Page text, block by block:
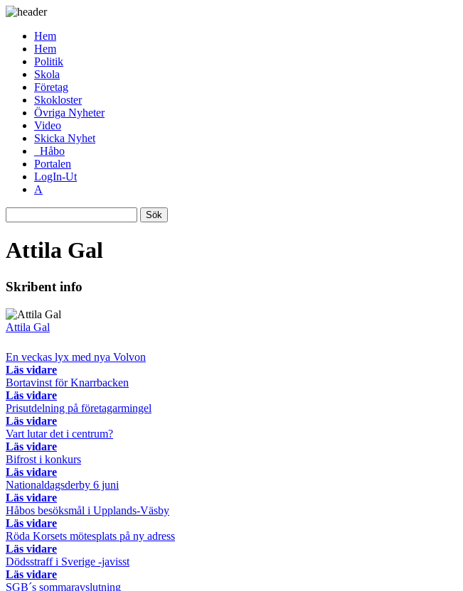
Hem
Hem
Politik
Skola
Företag
Skokloster
Övriga Nyheter
Video
Skicka Nyhet
_Håbo
Portalen
LogIn-Ut
A
Sök
Attila Gal
Skribent info
Attila Gal
En veckas lyx med nya Volvon
Läs vidare
Bortavinst för Knarrbacken
Läs vidare
Prisutdelning på företagarmingel
Läs vidare
Vart lutar det i centrum?
Läs vidare
Bifrost i konkurs
Läs vidare
Nationaldagsderby 6 juni
Läs vidare
Håbos besöksmål i Upplands-Väsby
Läs vidare
Röda Korsets mötesplats på ny adress
Läs vidare
Dödsstraff i Sverige -javisst
Läs vidare
SGB´s sommaravslutning